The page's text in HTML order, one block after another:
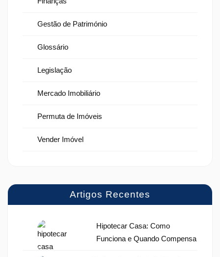
Gestão de Património
Glossário
Legislação
Mercado Imobiliário
Permuta de Imóveis
Vender Imóvel
Artigos Recentes
Hipotecar Casa: Como
Funciona e Quando Compensa